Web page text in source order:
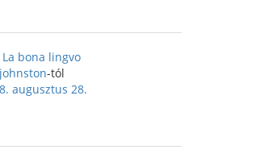
La bona lingvo
-tól
augusztus 28.